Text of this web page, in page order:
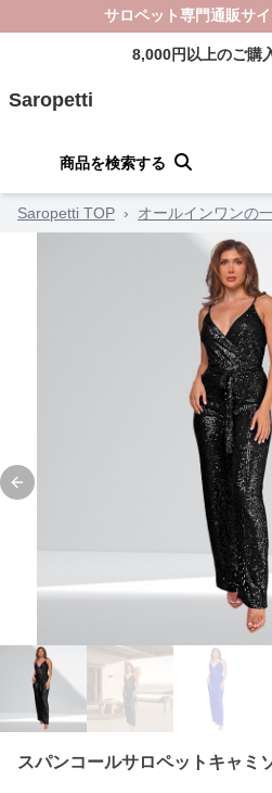
サロペット専門通販サ
8,000円以上のご購
Saropetti
商品を検索する
Saropetti TOP › オールインワンの
Previous slide
スパンコールサロペットキャミ